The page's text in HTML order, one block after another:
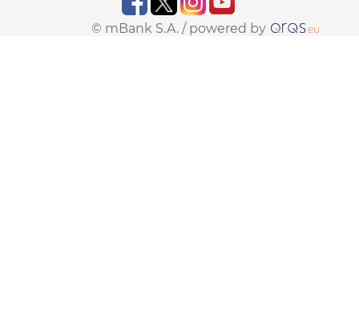
© mBank S.A. / powered by